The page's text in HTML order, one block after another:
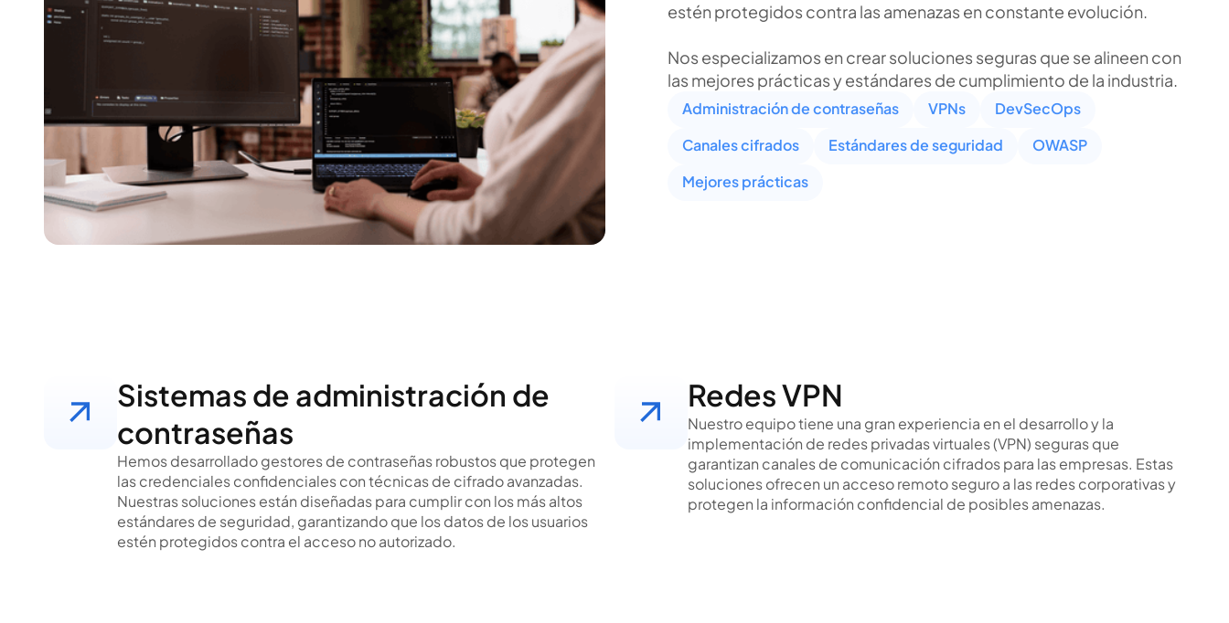
estén protegidos contra las amenazas en constante evolución.
Nos especializamos en crear soluciones seguras que se alineen con
las mejores prácticas y estándares de cumplimiento de la industria.
Administración de contraseñas VPNs
DevSecOps
Canales cifrados
Estándares de seguridad
OWASP
Mejores prácticas
Sistemas de administración de
contraseñas
Hemos desarrollado gestores de contraseñas robustos que protegen
las credenciales confidenciales con técnicas de cifrado avanzadas.
Nuestras soluciones están diseñadas para cumplir con los más altos
estándares de seguridad, garantizando que los datos de los usuarios
estén protegidos contra el acceso no autorizado.
Redes VPN
Nuestro equipo tiene una gran experiencia en el desarrollo y la
implementación de redes privadas virtuales (VPN) seguras que
garantizan canales de comunicación cifrados para las empresas. Estas
soluciones ofrecen un acceso remoto seguro a las redes corporativas y
protegen la información confidencial de posibles amenazas.